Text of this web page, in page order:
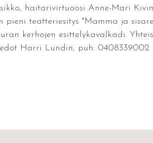
haitarivirtuoosi Anne-Mari
teatteriesitys "Mamma ja
kerhojen esittelykavalkadi.
Harri Lundin, puh. 0408339002.